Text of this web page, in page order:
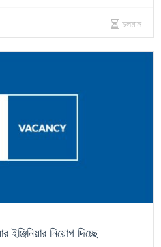
চলমান
নিয়োগ দিচ্ছে